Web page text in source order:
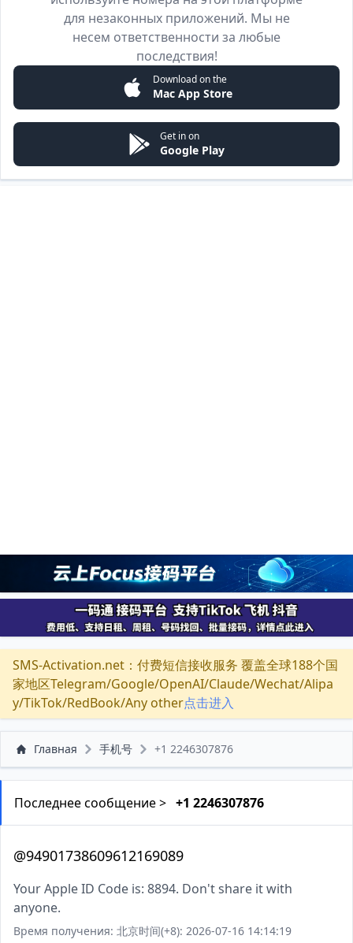
для незаконных приложений. Мы не
несем ответственности за любые
последствия!
Download on the
Mac App Store
Get in on
Google Play
SMS-Activation.net：付费短信接收服务 覆盖全球188个国
家地区Telegram/Google/OpenAI/Claude/Wechat/Alipa
y/TikTok/RedBook/Any other点击进入
Главная 手机号 +1 2246307876
Последнее сообщение > +1 2246307876
@94901738609612169089
Your Apple ID Code is: 8894. Don't share it with
anyone.
Время получения: 北京时间(+8): 2026-07-16 14:14:19